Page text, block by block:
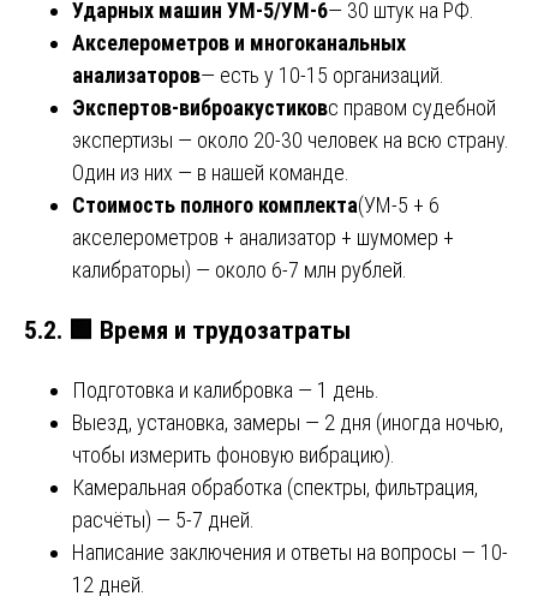
Ударных машин УМ-5/УМ-6— 30 штук на РФ.
Акселерометров и многоканальных
анализаторов— есть у 10-15 организаций.
Экспертов-виброакустиковс правом судебной
экспертизы — около 20-30 человек на всю страну.
Один из них — в нашей команде.
Стоимость полного комплекта(УМ-5 + 6
акселерометров + анализатор + шумомер +
калибраторы) — около 6-7 млн рублей.
5.2. 🟩 Время и трудозатраты
Подготовка и калибровка — 1 день.
Выезд, установка, замеры — 2 дня (иногда ночью,
чтобы измерить фоновую вибрацию).
Камеральная обработка (спектры, фильтрация,
расчёты) — 5-7 дней.
Написание заключения и ответы на вопросы — 10-
12 дней.